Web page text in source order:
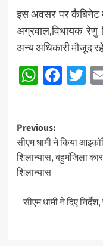
इस अवसर पर कैबिनेट
अग्रवाल,विधायक रेणु
अन्य अधिकारी मौजूद
Post
navigation
Previous:
सीएम धामी ने किया
शिलान्यास, बहुमंजिला
शिलान्यास
सीएम धामी ने दिए